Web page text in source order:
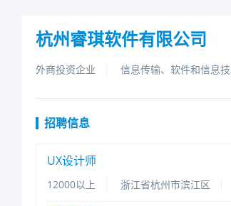
杭州睿琪软件有限公司
外商投资企业 信息传输、软件和信息
招聘信息
UX设计师
12000以上 浙江省杭州市滨江区